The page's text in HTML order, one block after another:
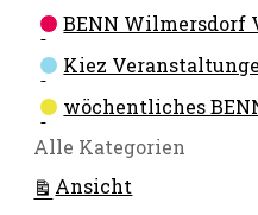
Kategorien
BENN Wilmersdorf
Kiez
wöchentliches
Alle Kategorien
Ansicht